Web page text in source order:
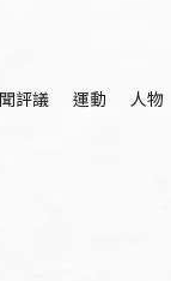
評議 運動 人物